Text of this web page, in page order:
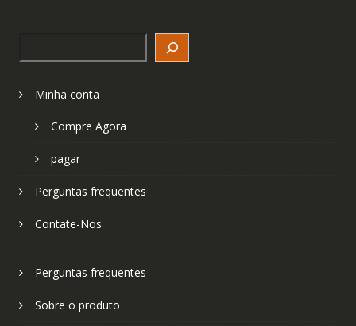
Minha conta
Compre Agora
pagar
Perguntas frequentes
Contate-Nos
Perguntas frequentes
Sobre o produto